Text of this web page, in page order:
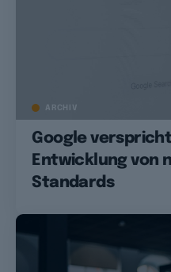
ARCHIV
Google
Entwicklung von
Standards